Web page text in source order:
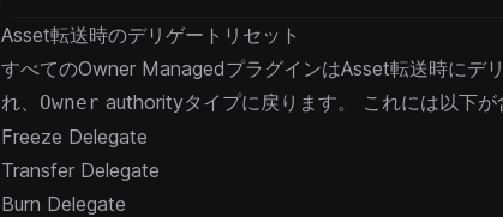
Asset転送時のデリゲートリセット
すべてのOwner ManagedプラグインはAsset転送時にデ
れ、 Owner authorityタイプに戻ります。
これには以下が
Freeze Delegate
Transfer Delegate
Burn Delegate